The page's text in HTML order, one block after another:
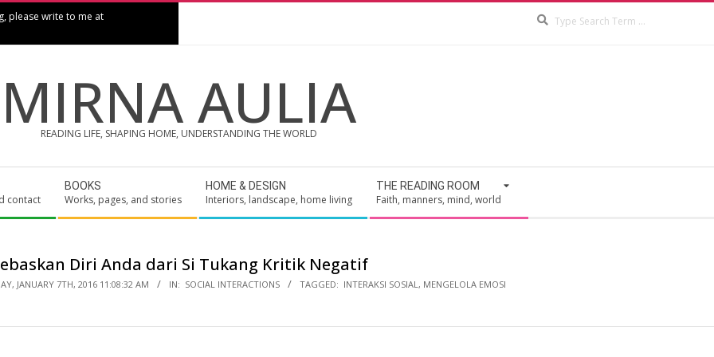
please write to me at
MIRNA AULIA
READING LIFE, SHAPING HOME, UNDERSTANDING THE WORLD
contact
BOOKS
Works, pages, and stories
HOME & DESIGN
Interiors, landscape, home living
THE READING ROOM
Faith, manners, mind, world
Diri Anda dari Si Tukang Kritik Negatif
JANUARY 7TH, 2016 11:08:32 AM IN: SOCIAL INTERACTIONS TAGGED: INTERAKSI SOSIAL, MENGELOLA EMOSI